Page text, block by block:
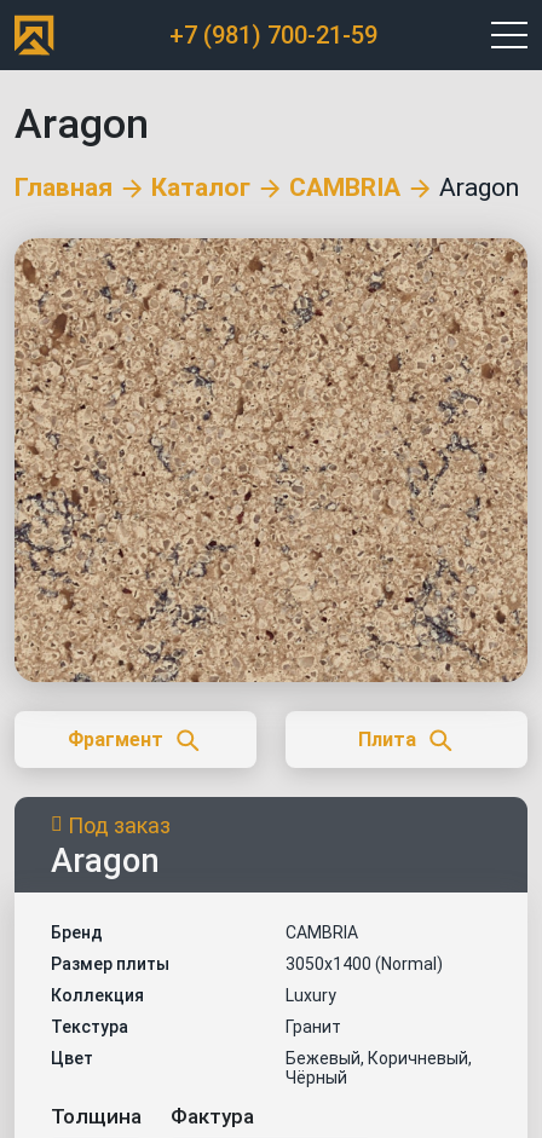
+7 (981) 700-21-59
Aragon
Главная Каталог CAMBRIA Aragon
Фрагмент Плита
Под заказ
Aragon
Бренд
CAMBRIA
Размер плиты
3050х1400 (Normal)
Коллекция
Luxury
Текстура
Гранит
Цвет
Бежевый, Коричневый,
Чёрный
Толщина Фактура